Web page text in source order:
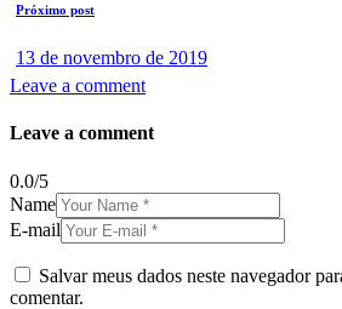
Próximo post
13 de novembro de 2019
Leave a comment
Leave a comment
0.0/5
Name
E-mail
Salvar meus dados neste navegador
comentar.